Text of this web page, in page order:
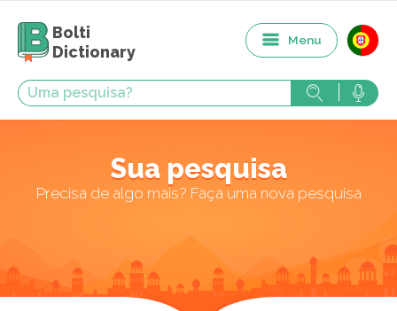
Bolti
Dictionary
Menu
Sua pesquisa
Precisa de algo mais? Faça uma nova pesquisa